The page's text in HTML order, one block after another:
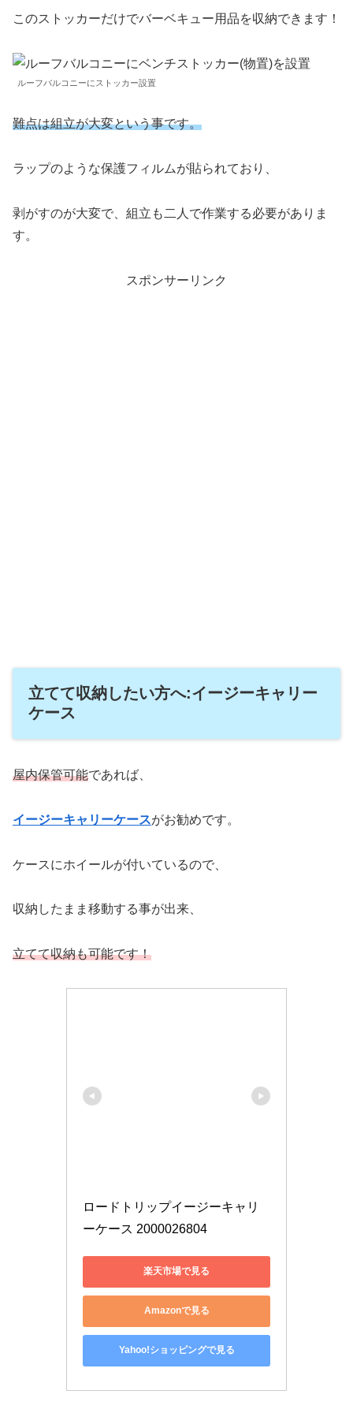
このストッカーだけでバーベキュー用品を収納できます！
ルーフバルコニーにストッカー設置
難点は組立が大変という事です。
ラップのような保護フィルムが貼られており、
剥がすのが大変で、組立も二人で作業する必要がありま
す。
スポンサーリンク
立てて収納したい方へ:イージーキャリー
ケース
屋内保管可能であれば、
イージーキャリーケースがお勧めです。
ケースにホイールが付いているので、
収納したまま移動する事が出来、
立てて収納も可能です！
ロードトリップイージーキャリ
ーケース 2000026804
楽天市場で見る
Amazonで見る
Yahoo!ショッピングで見る